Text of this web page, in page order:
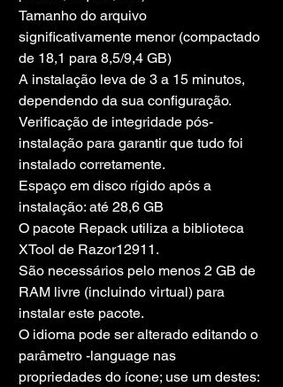
Tamanho do arquivo
significativamente menor (compactado
de 18,1 para 8,5/9,4 GB)
A instalação leva de 3 a 15 minutos,
dependendo da sua configuração.
Verificação de integridade pós-
instalação para garantir que tudo foi
instalado corretamente.
Espaço em disco rígido após a
instalação: até 28,6 GB
O pacote Repack utiliza a biblioteca
XTool de Razor12911.
São necessários pelo menos 2 GB de
RAM livre (incluindo virtual) para
instalar este pacote.
O idioma pode ser alterado editando o
parâmetro -language nas
propriedades do ícone; use um destes: